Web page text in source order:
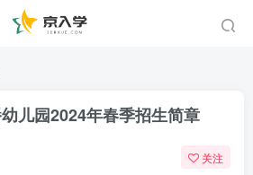
儿园2024年春季招生简章
关注